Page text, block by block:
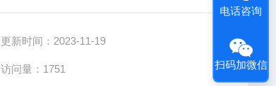
更新时间：2023-11-19
访问量：1751
电话咨询
扫码加微信